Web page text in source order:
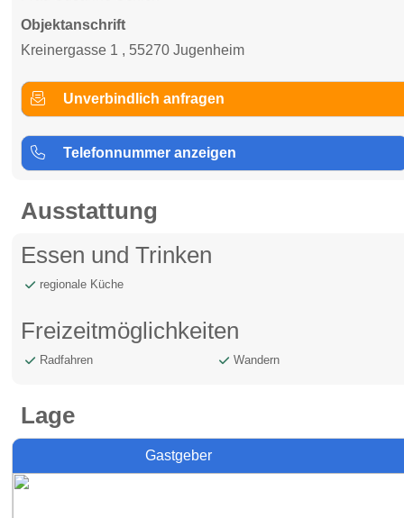
Objektanschrift
Kreinergasse 1 , 55270 Jugenheim
Unverbindlich anfragen
Telefonnummer anzeigen
Ausstattung
Essen und Trinken
regionale Küche
Freizeitmöglichkeiten
Radfahren Wandern
Lage
Gastgeber